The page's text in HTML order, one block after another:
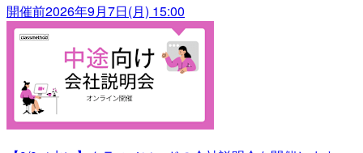
開催前2026年9月7日(月) 15:00